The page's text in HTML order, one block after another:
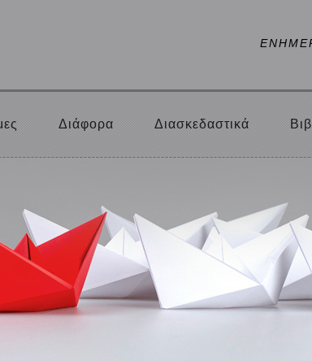
Διάφορα Διασκεδαστικά